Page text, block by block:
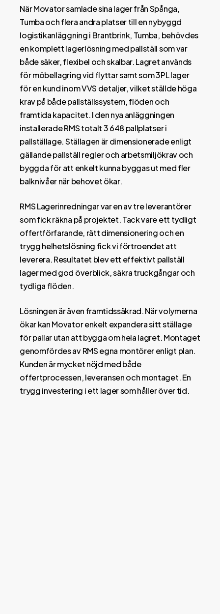
När Movator samlade sina lager från Spånga,
Tumba och flera andra platser till en nybyggd
logistikanläggning i Brantbrink, Tumba, behövdes
en komplett lagerlösning med pallställ som var
både säker, flexibel och skalbar. Lagret används
för möbellagring vid flyttar samt som 3PL lager
för en kund inom VVS detaljer, vilket ställde höga
krav på både pallställssystem, flöden och
framtida kapacitet. I den nya anläggningen
installerade RMS totalt 3 648 pallplatser i
pallställage. Ställagen är dimensionerade enligt
gällande pallställ regler och arbetsmiljökrav och
byggda för att enkelt kunna byggas ut med fler
balknivåer när behovet ökar.
RMS Lagerinredningar var en av tre leverantörer
som fick räkna på projektet. Tack vare ett tydligt
offertförfarande, rätt dimensionering och en
trygg helhetslösning fick vi förtroendet att
leverera. Resultatet blev ett effektivt pallställ
lager med god överblick, säkra truckgångar och
tydliga flöden.
Lösningen är även framtidssäkrad. När volymerna
ökar kan Movator enkelt expandera sitt ställage
för pallar utan att bygga om hela lagret. Montaget
genomfördes av RMS egna montörer enligt plan.
Kunden är mycket nöjd med både
offertprocessen, leveransen och montaget. En
trygg investering i ett lager som håller över tid.